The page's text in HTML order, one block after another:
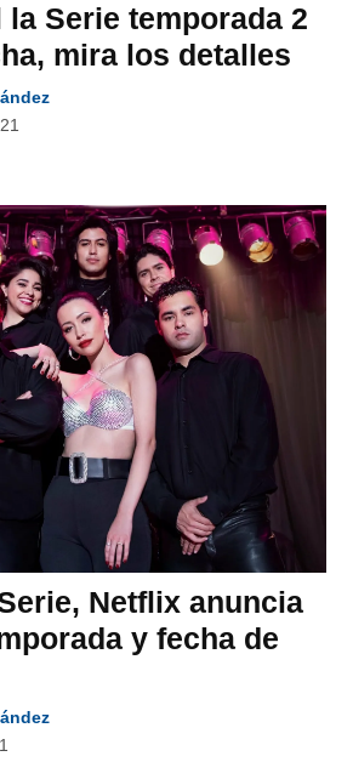
Serie temporada 2
mira los detalles
Netflix anuncia
y fecha de